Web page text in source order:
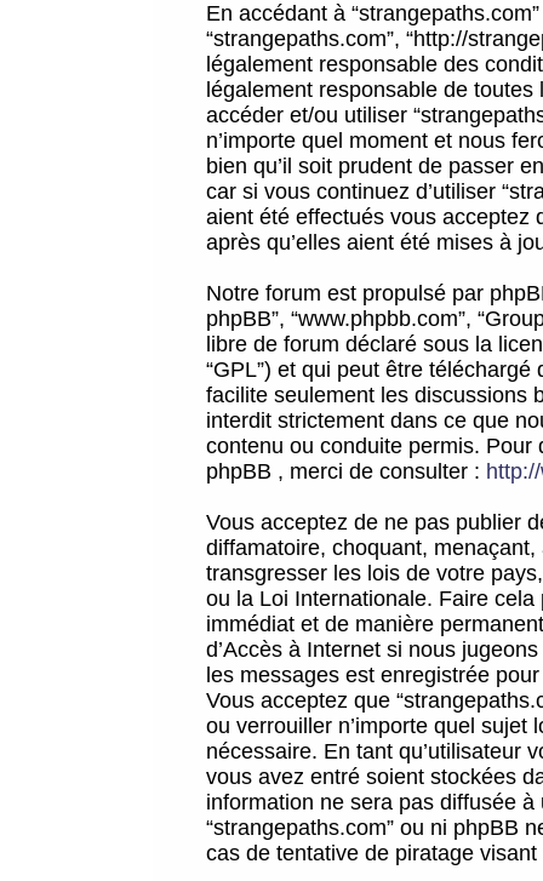
En accédant à
“strangepaths.com”, “http://
légalement responsable des
légalement responsable de
accéder et/ou utiliser
n’importe quel moment et nous
bien qu’il soit prudent de passer
car si vous continuez d’utiliser
aient été effectués vous acceptez
après qu’elles aient été mises à
Notre forum est propulsé par
phpBB”, “www.phpbb.com”,
libre de forum déclaré sous la
“GPL”) et qui peut être téléchargé
facilite seulement les discussions
interdit strictement dans ce que
contenu ou conduite permis.
phpBB , merci de consulter :
Vous acceptez de ne pas publier
diffamatoire, choquant,
transgresser les lois de votre
ou la Loi Internationale. Faire
immédiat et de manière
d’Accès à Internet si nous
les messages est enregistrée
Vous acceptez que
ou verrouiller n’importe quel sujet
nécessaire. En tant qu’utilisateur
vous avez entré soient stockées
information ne sera pas diffusée
“strangepaths.com” ou ni phpBB
cas de tentative de piratage